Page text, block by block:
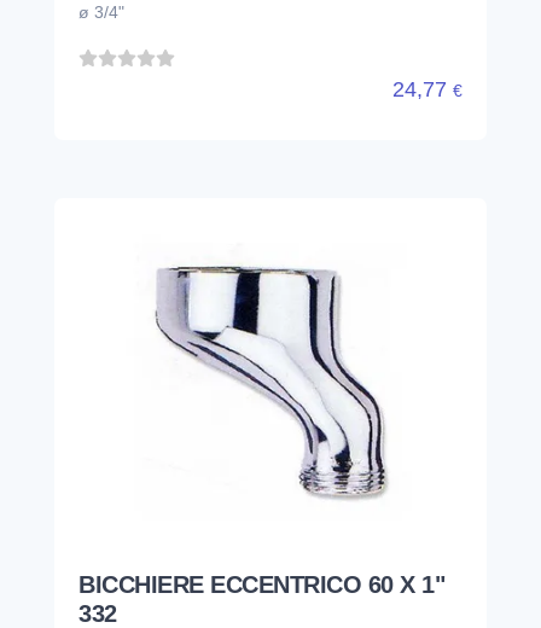
ø 3/4"
24,77 €
BICCHIERE ECCENTRICO 60 X 1"
332